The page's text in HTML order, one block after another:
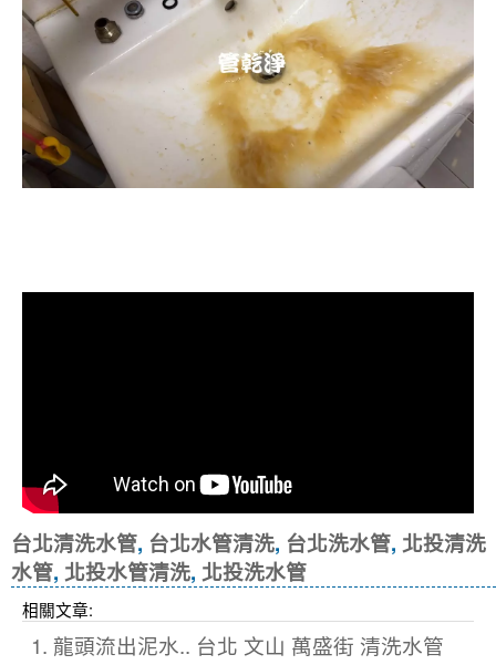
台北清洗水管, 台北水管清洗, 台北洗水管, 北投清洗
水管, 北投水管清洗, 北投洗水管
相關文章:
1. 龍頭流出泥水.. 台北 文山 萬盛街 清洗水管